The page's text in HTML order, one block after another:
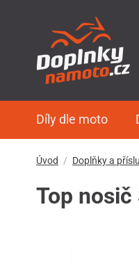
Díly dle moto
Úvod Doplňky a
Top nosič